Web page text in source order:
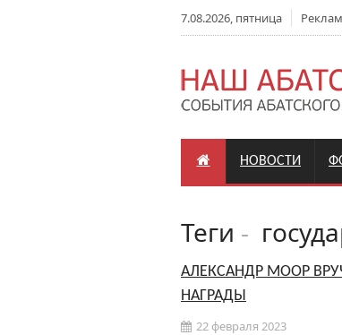
7.08.2026, пятница
НОВОСТИ
Теги -
АЛЕКСАНДР МООР
НАГРАДЫ
22 февраля 2023